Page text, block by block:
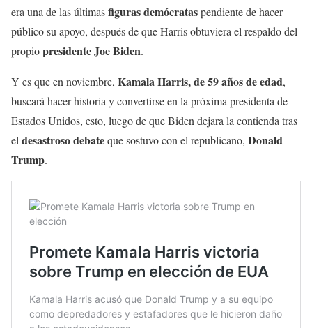
era una de las últimasfiguras demócrataspendiente de hacer
público su apoyo, después de que Harris obtuviera el respaldo del
propiopresidente Joe Biden.
Y es que en noviembre, Kamala Harris, de 59 años de edad,
buscará hacer historia y convertirse en la próxima presidenta de
Estados Unidos, esto, luego de que Biden dejara la contienda tras
el desastroso debateque sostuvo con el republicano, Donald
Trump.